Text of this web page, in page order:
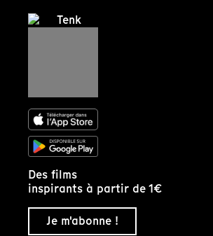
Des films
inspirants à partir de 1€
Je m'abonne !